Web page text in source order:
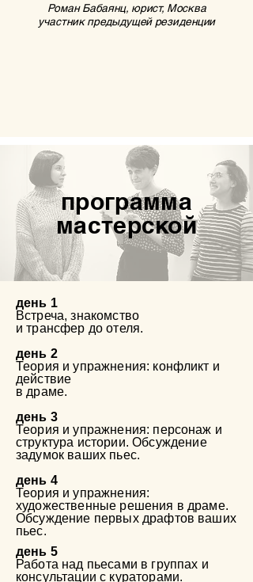
Роман Бабаянц, юрист, Москва
участник предыдущей резиденции
программа
мастерской
день 1
Встреча, знакомство
и трансфер до отеля.
день 2
Теория и упражнения: конфликт и
действие
в драме​​​​.
день 3
Теория и упражнения: персонаж и
структура истории.Обсуждение
задумок ваших пьес.
день 4
Теория и упражнения:
художественные решения в драме​.
Обсуждение первых драфтов ваших
пьес. ​
​день 5
Работа над пьесами в группах и
консультации с кураторами.